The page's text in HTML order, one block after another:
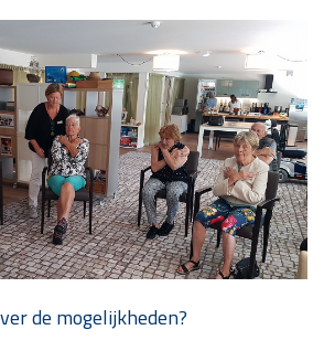
de mogelijkheden?